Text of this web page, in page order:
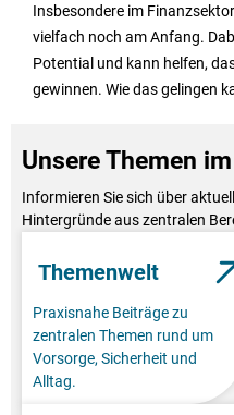
Insbesondere im
vielfach noch am Anfang.
Potential und kann helfen,
gewinnen. Wie das gelingen
Unsere Themen
Informieren Sie sich über
Hintergründe aus zentralen
Themenwelt
Praxisnahe Beiträge zu
zentralen Themen rund um
Vorsorge, Sicherheit und
Alltag.